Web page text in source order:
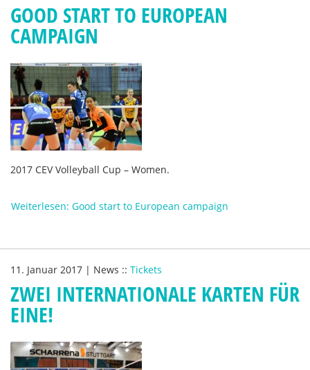
GOOD START TO EUROPEAN
CAMPAIGN
2017 CEV Volleyball Cup – Women.
Weiterlesen: Good start to European campaign
11. Januar 2017 | News :: Tickets
ZWEI INTERNATIONALE KARTEN FÜR
EINE!